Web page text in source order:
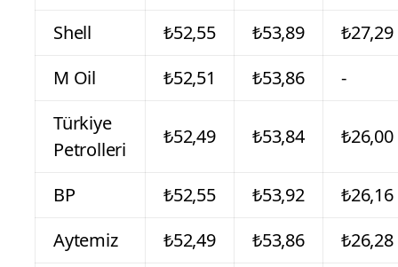
Shell
₺52,55 ₺53,89
₺27,29
M Oil
₺52,51 ₺53,86
-
Türkiye
Petrolleri
₺52,49 ₺53,84 ₺26,00
BP ₺52,55 ₺53,92
₺26,16
Aytemiz
₺52,49 ₺53,86
₺26,28